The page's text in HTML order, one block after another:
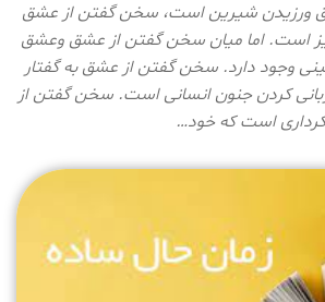
ورزیدن شیرین است، سخن گفتن از عشق
است. اما میان سخن گفتن از عشق وعشق
وجود دارد. سخن گفتن از عشق به گفتار
کردن جنون انسانی است. سخن گفتن از
است که خود…